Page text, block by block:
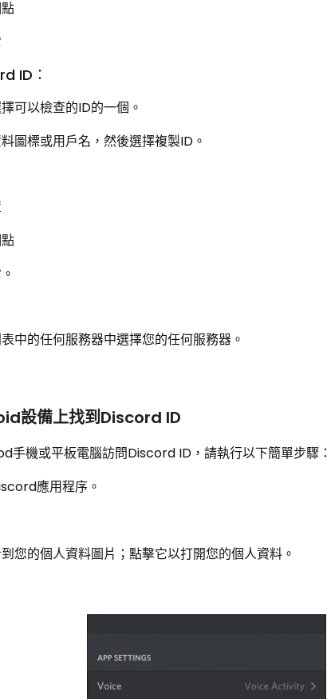
ID：
可以檢查的ID的一個。
圖標或用戶名，然後選擇複製ID。
中的任何服務器中選擇您的任何服務器。
設備上找到Discord ID
手機或平板電腦訪問Discord ID，請執行以下簡單步驟：
應用程序。
您的個人資料圖片；點擊它以打開您的個人資料。